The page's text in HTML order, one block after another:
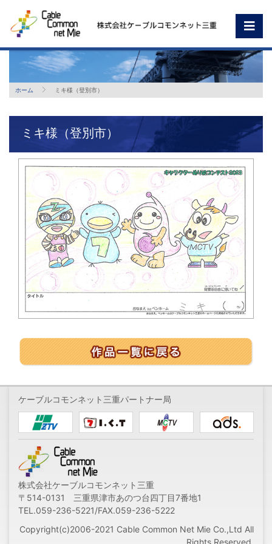
ホーム ミキ様（登別市）
ミキ様（登別市）
ケーブルコモンネット三重パートナー局
株式会社ケーブルコモンネット三重
〒514-0131 三重県津市あのつ台四丁目7番地1
TEL.059-236-5221/FAX.059-236-5222
Copyright(c)2006-2021 Cable Common Net Mie Co.,Ltd All
Rights Reserved.